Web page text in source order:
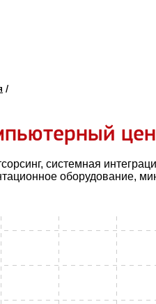
/
системная
оборудование,